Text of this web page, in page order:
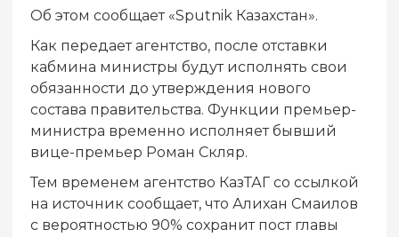
Об этом сообщает «Sputnik Казахстан».
Как передает агентство, после отставки
кабмина министры будут исполнять свои
обязанности до утверждения нового
состава правительства. Функции премьер-
министра временно исполняет бывший
вице-премьер Роман Скляр.
Тем временем агентство КазТАГ со ссылкой
на источник сообщает, что Алихан Смаилов
с вероятностью 90% сохранит пост главы